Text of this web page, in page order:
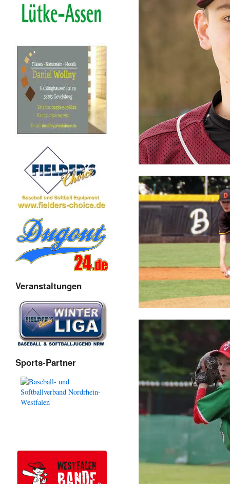
Veranstaltungen
Sports-Partner